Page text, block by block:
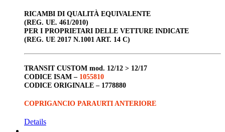
RICAMBI DI QUALITÀ EQUIVALENTE
(REG. UE. 461/2010)
PER I PROPRIETARI DELLE VETTURE INDICATE
(REG. UE 2017 N.1001 ART. 14 C)
TRANSIT CUSTOM mod. 12/12 > 12/17
CODICE ISAM – 1055810
CODICE ORIGINALE – 1778880
COPRIGANCIO PARAURTI ANTERIORE
Details